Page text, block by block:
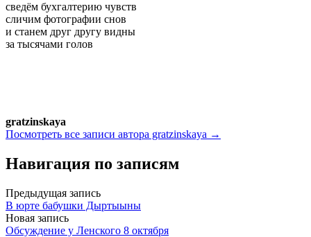
сведём бухгалтерию чувств
сличим фотографии снов
и станем друг другу видны
за тысячами голов
gratzinskaya
Посмотреть все записи автора gratzinskaya →
Навигация по записям
Предыдущая запись
В юрте бабушки Дыртыыны
Новая запись
Обсуждение у Ленского 8 октября